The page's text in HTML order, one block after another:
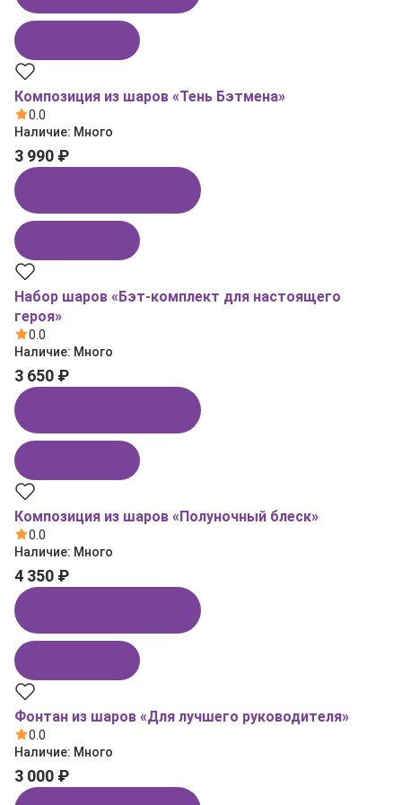
Композиция из шаров «Тень Бэтмена»
0.0
Наличие: Много
3 990 ₽
Набор шаров «Бэт‑комплект для настоящего
героя»
0.0
Наличие: Много
3 650 ₽
Композиция из шаров «Полуночный блеск»
0.0
Наличие: Много
4 350 ₽
Фонтан из шаров «Для лучшего руководителя»
0.0
Наличие: Много
3 000 ₽